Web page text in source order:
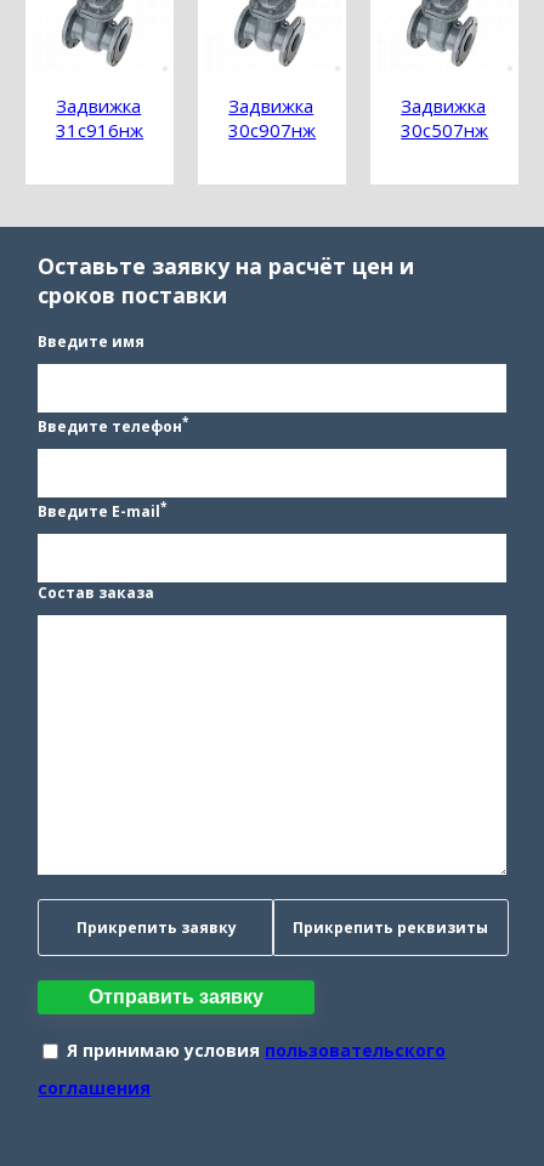
Задвижка
31с916нж
Задвижка
30с907нж
Задвижка
30с507нж
Оставьте заявку на расчёт цен и
сроков поставки
Введите имя
Введите телефон*
Введите E-mail*
Состав заказа
Прикрепить заявку Прикрепить реквизиты
Отправить заявку
Я принимаю условия пользовательского
соглашения